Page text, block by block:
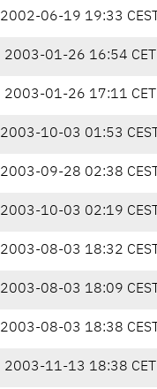
2002-06-19 19:33 CEST
2003-01-26 16:54 CET
2003-01-26 17:11 CET
2003-10-03 01:53 CEST
2003-09-28 02:38 CEST
2003-10-03 02:19 CEST
2003-08-03 18:32 CEST
2003-08-03 18:09 CEST
2003-08-03 18:38 CEST
2003-11-13 18:38 CET